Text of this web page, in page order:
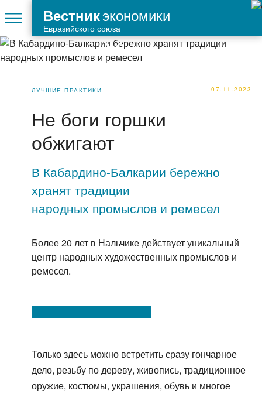
Вестникэкономики
Евразийского союза
ЛУЧШИЕ ПРАКТИКИ 07.11.2023
Не боги горшки
обжигают
В Кабардино-Балкарии бережно
хранят традиции
народных промыслов и ремесел
Более 20 лет в Нальчике действует уникальный
центр народных художественных промыслов и
ремесел.
Только здесь можно встретить сразу гончарное
дело, резьбу по дереву, живопись, традиционное
оружие, костюмы, украшения, обувь и многое